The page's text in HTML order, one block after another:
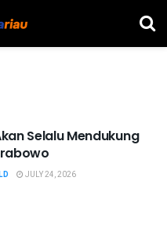
Selalu Mendukung
JULY 24, 2026